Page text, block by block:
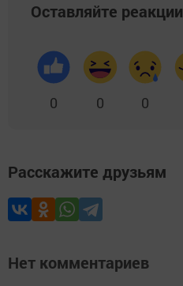
Оставляйте реакции
0 0 0
Расскажите друзьям
Нет комментариев